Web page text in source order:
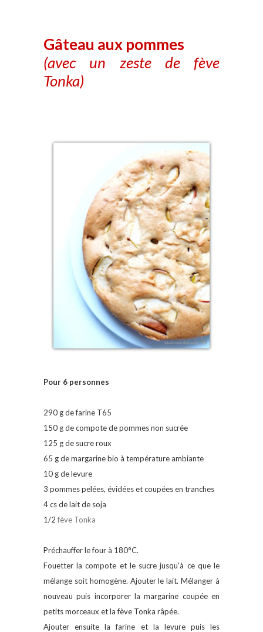
Gâteau aux pommes
(avec un zeste de fève
Tonka)
Pour 6 personnes
290 g de farine T65
150 g de compote de pommes non sucrée
125 g de sucre roux
65 g de margarine bio à température ambiante
10 g de levure
3 pommes pelées, évidées et coupées en tranches
4 cs de lait de soja
1/2 fève Tonka
Préchauffer le four à 180°C.
Fouetter la compote et le sucre jusqu'à ce que le
mélange soit homogène. Ajouter le lait. Mélanger à
nouveau puis incorporer la margarine coupée en
petits morceaux et la fève Tonka râpée.
Ajouter ensuite la farine et la levure puis les